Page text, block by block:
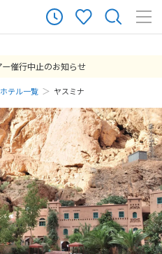
ありません
ありません
催行中止のお知らせ
ホテル一覧 ヤスミナ